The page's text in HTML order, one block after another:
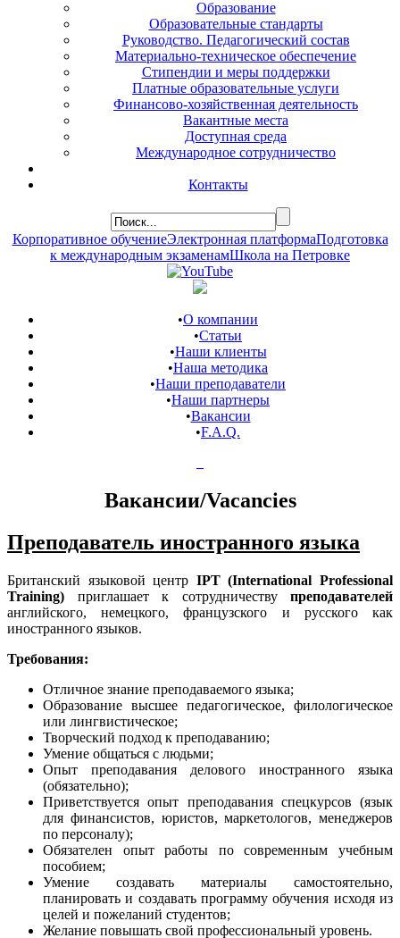
Образование
Образовательные стандарты
Руководство. Педагогический состав
Материально-техническое обеспечение
Стипендии и меры поддержки
Платные образовательные услуги
Финансово-хозяйственная деятельность
Вакантные места
Доступная среда
Международное сотрудничество
Контакты
Корпоративное обучениеЭлектронная платформаПодготовка
к международным экзаменамШкола на Петровке
•О компании
•Статьи
•Наши клиенты
•Наша методика
•Наши преподаватели
•Наши партнеры
•Вакансии
•F.A.Q.
Вакансии/Vacancies
Преподаватель иностранного языка
Британский языковой центр IPT (International Professional
Training) приглашает к сотрудничеству преподавателей
английского, немецкого, французского и русского как
иностранного языков.
Требования:
Отличное знание преподаваемого языка;
Образование высшее педагогическое, филологическое
или лингвистическое;
Творческий подход к преподаванию;
Умение общаться с людьми;
Опыт преподавания делового иностранного языка
(обязательно);
Приветствуется опыт преподавания спецкурсов (язык
для финансистов, юристов, маркетологов, менеджеров
по персоналу);
Обязателен опыт работы по современным учебным
пособием;
Умение создавать материалы самостоятельно,
планировать и создавать программу обучения исходя из
целей и пожеланий студентов;
Желание повышать свой профессиональный уровень.